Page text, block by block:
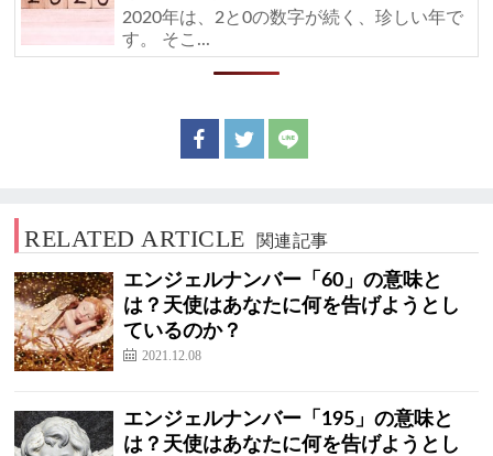
2020年は、2と0の数字が続く、珍しい年で
す。 そこ...
RELATED ARTICLE 関連記事
エンジェルナンバー「60」の意味と
は？天使はあなたに何を告げようとし
ているのか？
2021.12.08
エンジェルナンバー「195」の意味と
は？天使はあなたに何を告げようとし